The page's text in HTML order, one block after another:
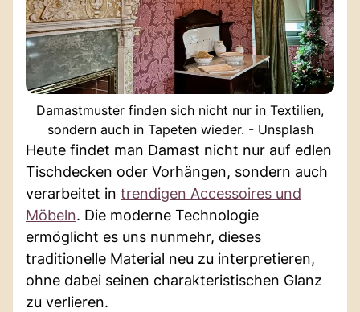
Damastmuster finden sich nicht nur in Textilien,
sondern auch in Tapeten wieder. - Unsplash
Heute findet man Damast nicht nur auf edlen
Tischdecken oder Vorhängen, sondern auch
verarbeitet in trendigen Accessoires und
Möbeln. Die moderne Technologie
ermöglicht es uns nunmehr, dieses
traditionelle Material neu zu interpretieren,
ohne dabei seinen charakteristischen Glanz
zu verlieren.